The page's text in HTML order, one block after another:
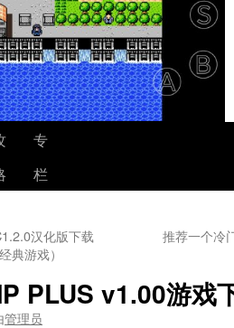
专
栏
汉化版下载
典游戏）
推荐一个冷
PLUS v1.00游戏
管理员